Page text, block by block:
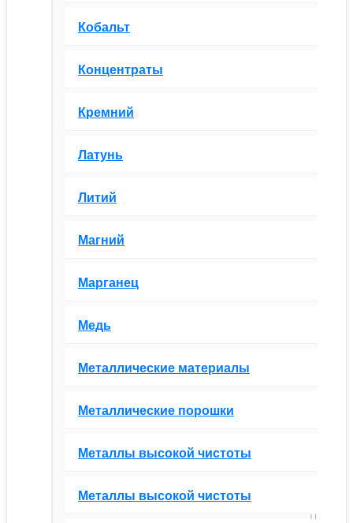
Кобальт
Концентраты
Кремний
Латунь
Литий
Магний
Марганец
Медь
Металлические материалы
Металлические порошки
Металлы высокой чистоты
Металлы высокой чистоты